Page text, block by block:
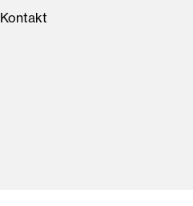
Kontakt